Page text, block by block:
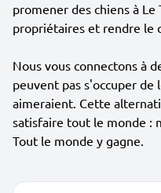
promener des chiens à
propriétaires et rendre le
Nous vous connectons à
peuvent pas s'occuper
aimeraient. Cette
satisfaire tout le monde :
Tout le monde y gagne.